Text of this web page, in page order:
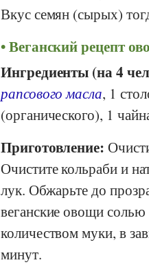
Вкус семян (сырых)
Веганский рецепт
Ингредиенты (на 4
рапсового масла, 1
(органического), 1
Приготовление:
Очистите кольраби и
лук. Обжарьте до
веганские овощи
количеством муки, в
минут.